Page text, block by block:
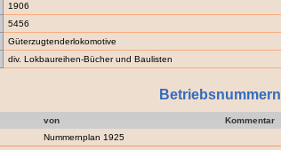
1906
5456
Güterzugtenderlokomotive
div. Lokbaureihen-Bücher und Baulisten
Betriebsnummern
von Kommentar
Nummernplan 1925